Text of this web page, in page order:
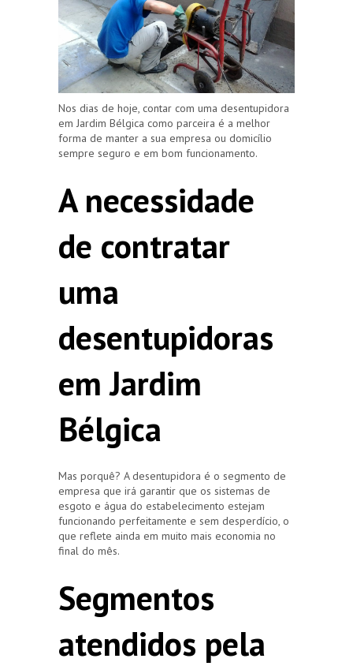
Nos dias de hoje, contar com uma desentupidora
em Jardim Bélgica como parceira é a melhor
forma de manter a sua empresa ou domicílio
sempre seguro e em bom funcionamento.
A necessidade
de contratar
uma
desentupidoras
em Jardim
Bélgica
Mas porquê? A desentupidora é o segmento de
empresa que irá garantir que os sistemas de
esgoto e água do estabelecimento estejam
funcionando perfeitamente e sem desperdício, o
que reflete ainda em muito mais economia no
final do mês.
Segmentos
atendidos pela